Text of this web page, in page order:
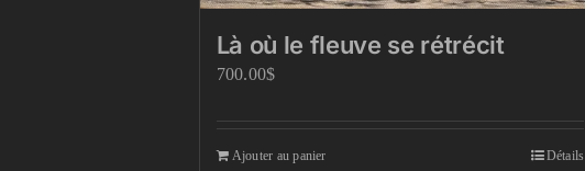
Là où le fleuve se rétrécit
700.00$
Ajouter au panier Détails